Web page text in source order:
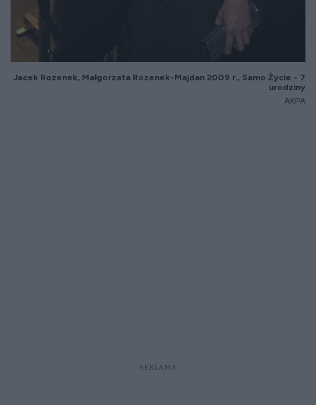
Jacek Rozenek, Małgorzata Rozenek-Majdan 2009 r., Samo Życie - 7
urodziny
AKPA